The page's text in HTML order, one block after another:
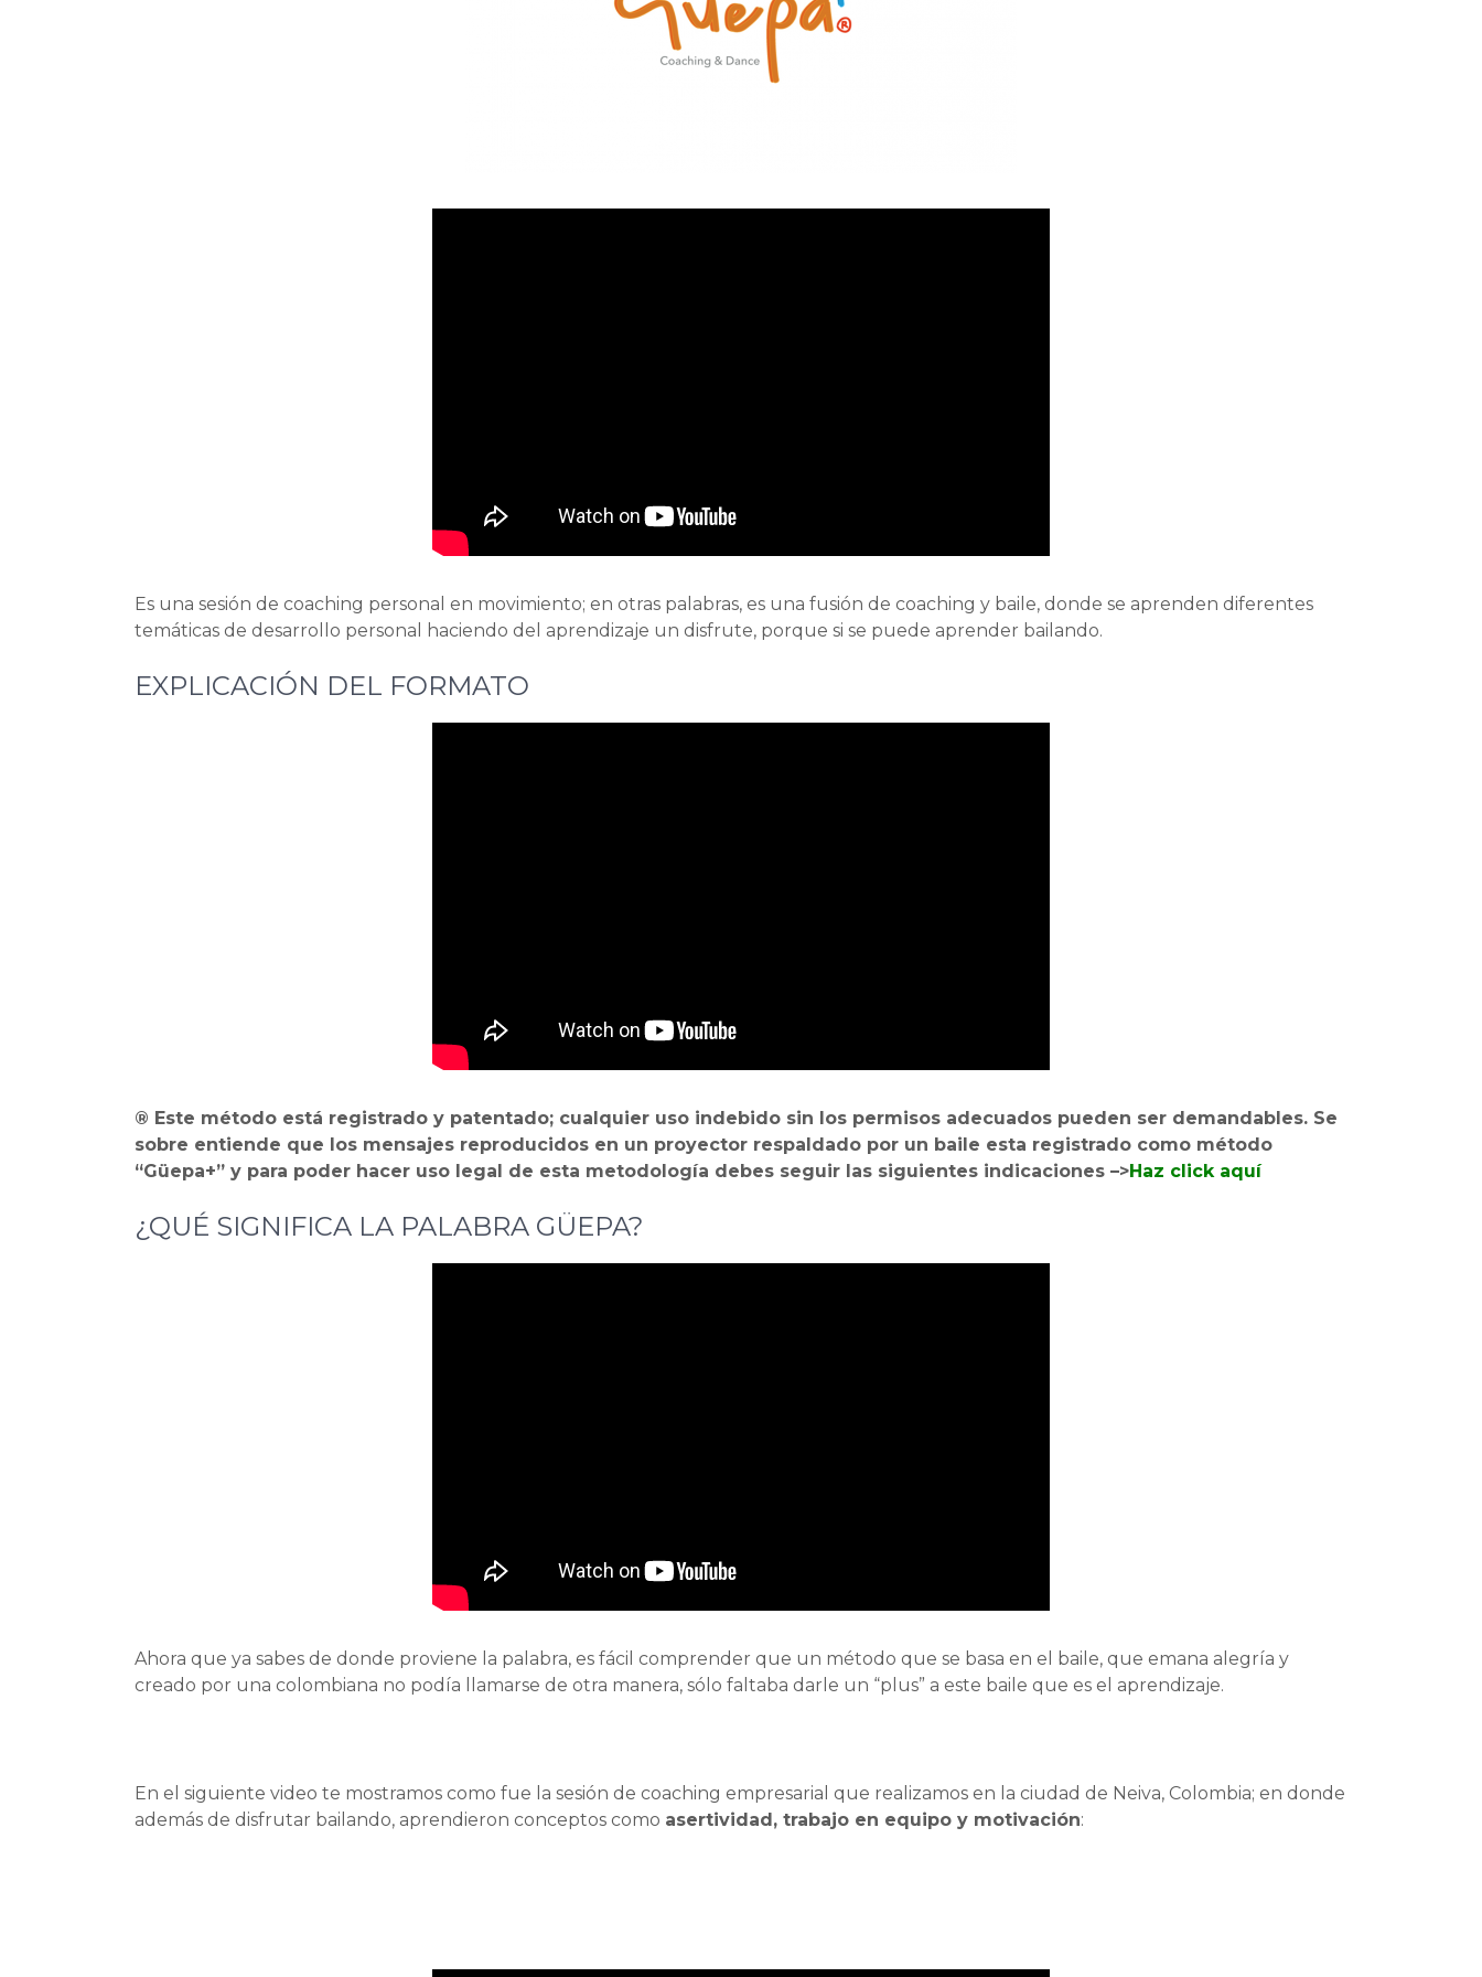
Es una sesión de coaching personal en movimiento; en otras palabras, es una fusión de coaching y baile, donde se aprenden diferentes
temáticas de desarrollo personal haciendo del aprendizaje un disfrute, porque si se puede aprender bailando.
EXPLICACIÓN DEL FORMATO
® Este método está registrado y patentado; cualquier uso indebido sin los permisos adecuados pueden ser demandables. Se
sobre entiende que los mensajes reproducidos en un proyector respaldado por un baile esta registrado como método
“Güepa+” y para poder hacer uso legal de esta metodología debes seguir las siguientes indicaciones –>Haz click aquí
¿QUÉ SIGNIFICA LA PALABRA GÜEPA?
Ahora que ya sabes de donde proviene la palabra, es fácil comprender que un método que se basa en el baile, que emana alegría y
creado por una colombiana no podía llamarse de otra manera, sólo faltaba darle un “plus” a este baile que es el aprendizaje.
En el siguiente video te mostramos como fue la sesión de coaching empresarial que realizamos en la ciudad de Neiva, Colombia; en donde
además de disfrutar bailando, aprendieron conceptos como asertividad, trabajo en equipo y motivación: